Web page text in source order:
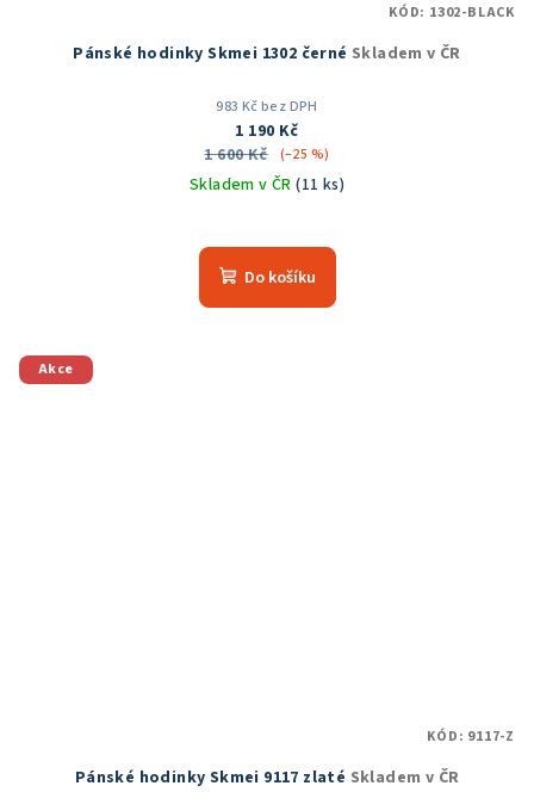
Pánské hodinky Skmei 1302 černé Skladem v ČR
983 Kč bez DPH
1 190 Kč
1 600 Kč
(–25 %)
Skladem v ČR(11 ks)
Do košíku
KÓD: 1302-BLACK
Akce
Pánské hodinky Skmei 9117 zlaté Skladem v ČR
KÓD: 9117-Z